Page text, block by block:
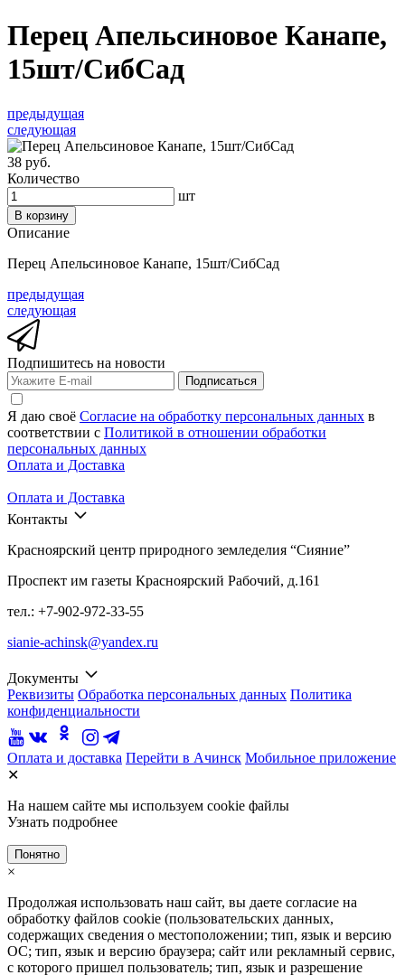
Перец Апельсиновое Канапе,
15шт/СибСад
предыдущая
следующая
38 руб.
Количество
шт
В корзину
Описание
Перец Апельсиновое Канапе, 15шт/СибСад
предыдущая
следующая
Подпишитесь на новости
Подписаться
Я даю своё Согласие на обработку персональных данных в
соответствии с Политикой в отношении обработки
персональных данных
Оплата и Доставка
Оплата и Доставка
Контакты
Красноярский центр природного земледелия “Сияние”
Проспект им газеты Красноярский Рабочий, д.161
тел.: +7-902-972-33-55
sianie-achinsk@yandex.ru
Документы
Реквизиты Обработка персональных данных Политика
конфиденциальности
Оплата и доставка Перейти в Ачинск Мобильное приложение
✕
На нашем сайте мы используем cookie файлы
Узнать подробнее
Понятно
×
Продолжая использовать наш сайт, вы даете согласие на
обработку файлов cookie (пользовательских данных,
содержащих сведения о местоположении; тип, язык и версию
ОС; тип, язык и версию браузера; сайт или рекламный сервис,
с которого пришел пользователь; тип, язык и разрешение